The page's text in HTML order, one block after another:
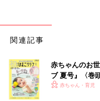
関連記事
赤ちゃんのお
ブ 夏号』〈巻
く！ おっぱい
赤ちゃん・育児